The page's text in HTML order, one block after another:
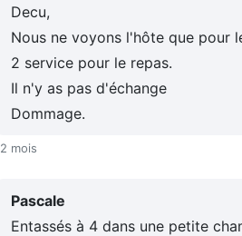
Decu,
Nous ne voyons l'hôte que pour
2 service pour le repas.
Il n'y as pas d'échange
Dommage.
2 mois
Pascale
Entassés à 4 dans une petite